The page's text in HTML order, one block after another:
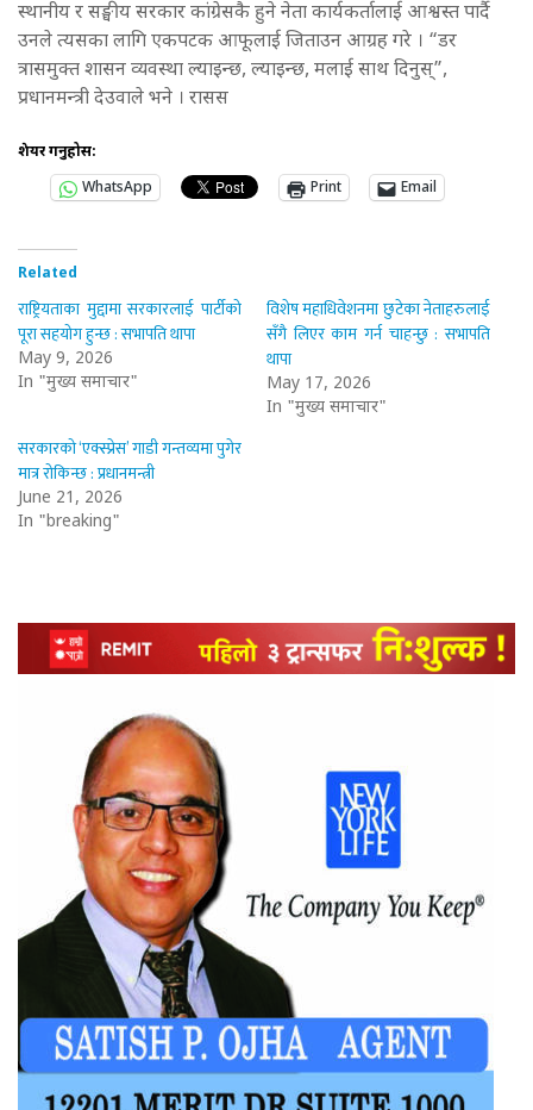
स्थानीय र सङ्घीय सरकार कांग्रेसकै हुने नेता कार्यकर्तालाई आश्वस्त पार्दै
उनले त्यसका लागि एकपटक आफूलाई जिताउन आग्रह गरे । “डर
त्रासमुक्त शासन व्यवस्था ल्याइन्छ, ल्याइन्छ, मलाई साथ दिनुस्”,
प्रधानमन्त्री देउवाले भने । रासस
शेयर गर्नुहोस:
WhatsApp
Print Email
Related
राष्ट्रियताका मुद्दामा सरकारलाई पार्टीको
पूरा सहयोग हुन्छ : सभापति थापा
May 9, 2026
In "मुख्य समाचार"
विशेष महाधिवेशनमा छुटेका नेताहरुलाई
सँगै लिएर काम गर्न चाहन्छु : सभापति
थापा
May 17, 2026
In "मुख्य समाचार"
सरकारको ‘एक्स्प्रेस’ गाडी गन्तव्यमा पुगेर
मात्र रोकिन्छ : प्रधानमन्त्री
June 21, 2026
In "breaking"